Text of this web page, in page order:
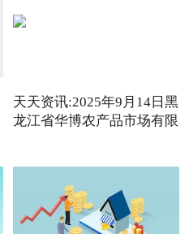
天天资讯:2025年9月14日黑
龙江省华博农产品市场有限